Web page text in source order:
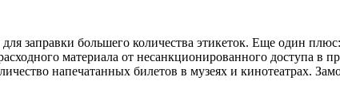
заправки большего количества этикеток. Еще один
материала от несанкционированного доступа в
напечатанных билетов в музеях и кинотеатрах.